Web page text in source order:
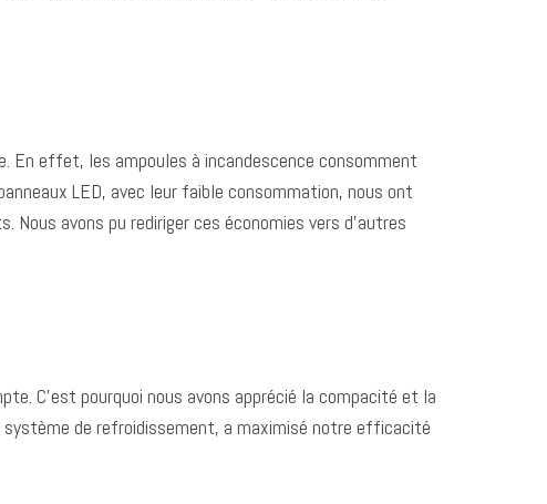
En effet, les ampoules à incandescence consomment
LED, avec leur faible consommation, nous ont
avons pu rediriger ces économies vers d’autres
C’est pourquoi nous avons apprécié la compacité et la
système de refroidissement, a maximisé notre efficacité